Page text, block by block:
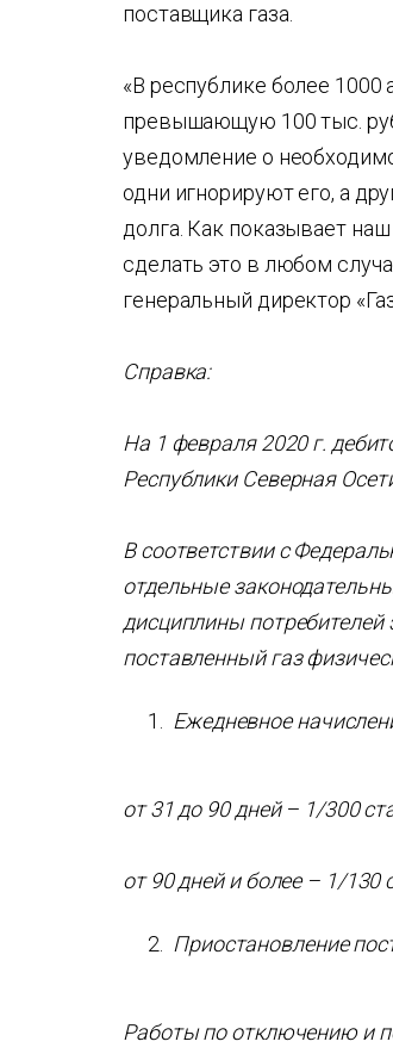
поставщика газа.
«В республике более
превышающую 100 тыс.
уведомление о
одни игнорируют его, а
долга. Как показывает
сделать это в любом
генеральный директор
Справка:
На 1 февраля 2020 г.
Республики Северная
В соответствии с
отдельные
дисциплины потребителей
поставленный газ
Ежедневное
от 31 до 90 дней – 1/300
от 90 дней и более – 1/
Приостановление
Работы по отключению и